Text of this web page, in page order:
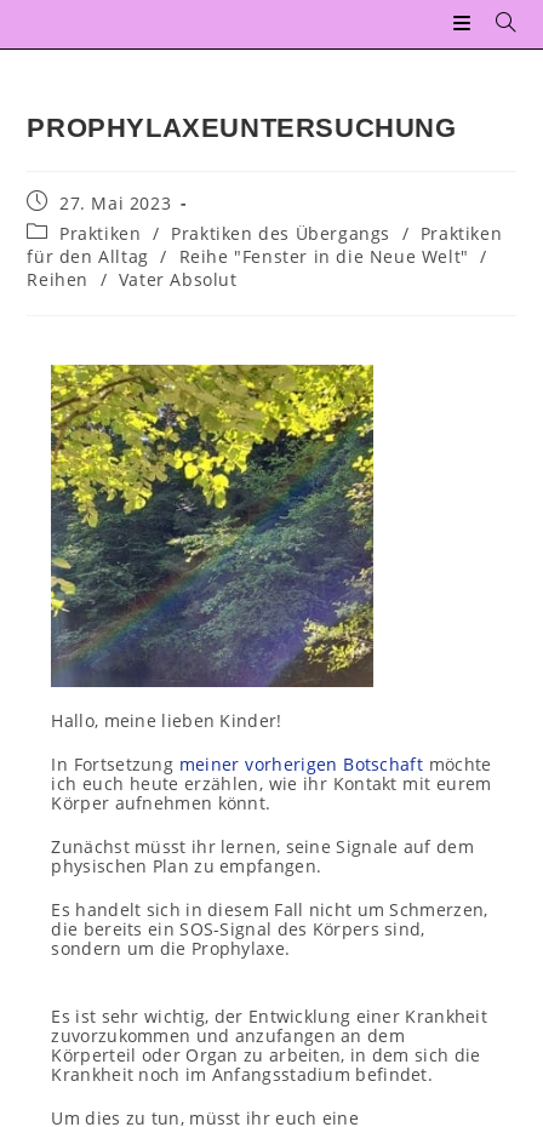
PROPHYLAXEUNTERSUCHUNG
27. Mai 2023
Praktiken / Praktiken des Übergangs / Praktiken
für den Alltag / Reihe "Fenster in die Neue Welt"
/
Reihen
/ Vater Absolut
Hallo, meine lieben Kinder!
In Fortsetzung meiner vorherigen Botschaftmöchte
ich euch heute erzählen, wie ihr Kontakt mit eurem
Körper aufnehmen könnt.
Zunächst müsst ihr lernen, seine Signale auf dem
physischen Plan zu empfangen.
Es handelt sich in diesem Fall nicht um Schmerzen,
die bereits ein SOS-Signal des Körpers sind,
sondern um die Prophylaxe.
Es ist sehr wichtig, der Entwicklung einer Krankheit
zuvorzukommen und anzufangen an dem
Körperteil oder Organ zu arbeiten, in dem sich die
Krankheit noch im Anfangsstadium befindet.
Um dies zu tun, müsst ihr euch eine